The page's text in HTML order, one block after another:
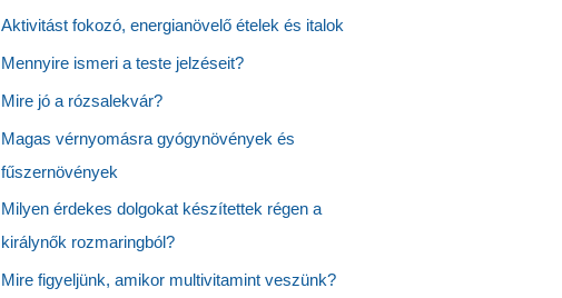
Aktivitást fokozó, energianövelő ételek és italok
Mennyire ismeri a teste jelzéseit?
Mire jó a rózsalekvár?
Magas vérnyomásra gyógynövények és
fűszernövények
Milyen érdekes dolgokat készítettek régen a
királynők rozmaringból?
Mire figyeljünk, amikor multivitamint veszünk?